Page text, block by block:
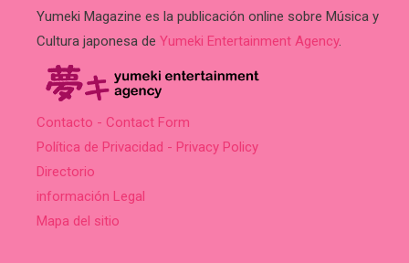
Yumeki Magazine es la publicación online sobre Música y
Cultura japonesa de Yumeki Entertainment Agency.
Contacto - Contact Form
Política de Privacidad - Privacy Policy
Directorio
información Legal
Mapa del sitio